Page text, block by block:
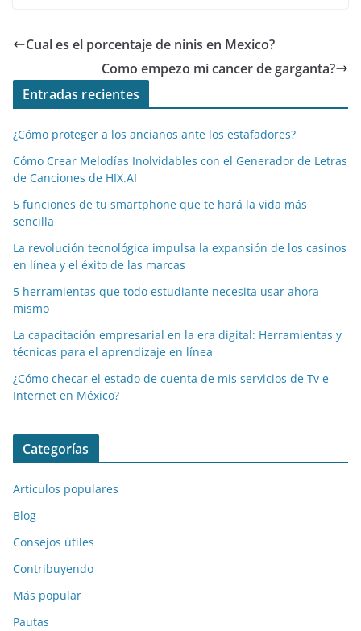
e
o
o
k
er l di
t
e
dI
s
A
p
gr
a ar
Cual es el porcentaje de ninis en Mexico?
Como empezo mi cancer de garganta?
Entradas recientes
¿Cómo proteger a los ancianos ante los estafadores?
Cómo Crear Melodías Inolvidables con el Generador de Letras
de Canciones de HIX.AI
5 funciones de tu smartphone que te hará la vida más
sencilla
La revolución tecnológica impulsa la expansión de los casinos
en línea y el éxito de las marcas
5 herramientas que todo estudiante necesita usar ahora
mismo
La capacitación empresarial en la era digital: Herramientas y
técnicas para el aprendizaje en línea
¿Cómo checar el estado de cuenta de mis servicios de Tv e
Internet en México?
Categorías
Articulos populares
Blog
Consejos útiles
Contribuyendo
Más popular
Pautas